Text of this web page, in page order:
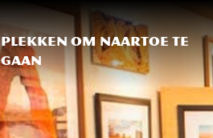
Plekken om naartoe te
gaan